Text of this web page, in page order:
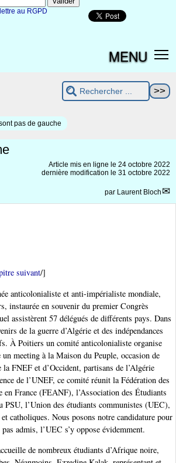
au RGPD
MENU
pas de gauche
Article mis en ligne le 24 octobre 2022
dernière modification le 31 octobre 2022
par Laurent Bloch
suivant/]
anticolonialiste et anti-impérialiste mondiale,
instaurée en souvenir du premier Congrès
assistèrent 57 délégués de différents pays. Dans
de la guerre d’Algérie et des indépendances
À Poitiers un comité anticolonialiste organise
un meeting à la Maison du Peuple, occasion de
la FNEF et d’Occident, partisans de l’Algérie
de l’UNEF, ce comité réunit la Fédération des
en France (FEANF), l’Association des Étudiants
PSU, l’Union des étudiants communistes (UEC),
catholiques. Nous posons notre candidature pour
admis, l’UEC s’y oppose évidemment.
de nombreux étudiants d’Afrique noire,